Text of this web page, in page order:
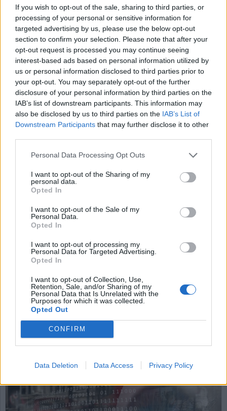
If you wish to opt-out of the sale, sharing to third parties, or
processing of your personal or sensitive information for
targeted advertising by us, please use the below opt-out
section to confirm your selection. Please note that after your
opt-out request is processed you may continue seeing
interest-based ads based on personal information utilized by
us or personal information disclosed to third parties prior to
your opt-out. You may separately opt-out of the further
disclosure of your personal information by third parties on the
IAB’s list of downstream participants. This information may
also be disclosed by us to third parties on the IAB’s List of
Downstream Participants that may further disclose it to other
Personal Data Processing Opt Outs
I want to opt-out of the Sharing of my
personal data.
Opted In
I want to opt-out of the Sale of my
Personal Data.
Opted In
I want to opt-out of processing my
Personal Data for Targeted Advertising.
Opted In
I want to opt-out of Collection, Use,
Retention, Sale, and/or Sharing of my
Personal Data that Is Unrelated with the
Purposes for which it was collected.
Opted Out
CONFIRM
Data Deletion Data Access Privacy Policy
tredje person misstänkt för valborgsmordet i
Norrköping, 15-åring anhållen för sprängning
och svensk man döms till livstid för folkrättsbrott
i Syrien.
Nyhetsplock måndag 8
december 2025
Stor ökning av barn som utför sprängdåd,
kvinnor misstänks ha blivit drogade på krogen i
Sälen, man anhållen efter dubbla mordförsök i
Boden och statliga flickhem bryter mot lagen.
Nyhetsplock tisdag 5
augusti 2025
Förundersökning efter drunkningsolycka i Boden
nedlagd, ytterligare person häktad i Gaboro-
mot knark och rånförsök i livsmedelsbutik.
Nyhetsplock torsdag 19
juni 2025
9 av 10 barn som begår allvarliga brott är kända
av socialtjänsten, över 17 års fängelse för
rekrytering av barn till grova brott, hovrätt
meddelar prövningstillstånd för Bonnesen.